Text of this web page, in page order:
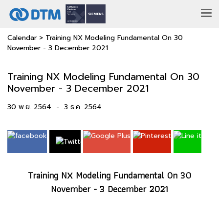
Calendar > Training NX Modeling Fundamental On 30
November - 3 December 2021
Training NX Modeling Fundamental On 30
November - 3 December 2021
30 พ.ย. 2564 - 3 ธ.ค. 2564
Training NX Modeling Fundamental On 30
November - 3 December 2021